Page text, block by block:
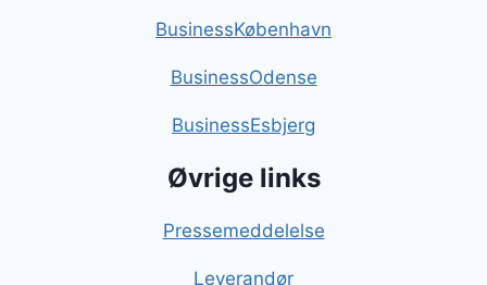
BusinessKøbenhavn
BusinessOdense
BusinessEsbjerg
Øvrige links
Pressemeddelelse
Leverandør